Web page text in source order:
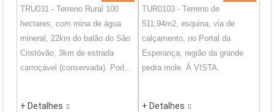
TRU031 - Terreno Rural 100
hectares, com mina de água
mineral, 22km do balão do São
Cristóvão, 3km de estrada
carroçável (conservada). Pod...
+ Detalhes
TUR0103 - Terreno de
511,94m2, esquina, via de
calçamento, no Portal da
Esperança, região da grande
pedra mole. À VISTA.
+ Detalhes